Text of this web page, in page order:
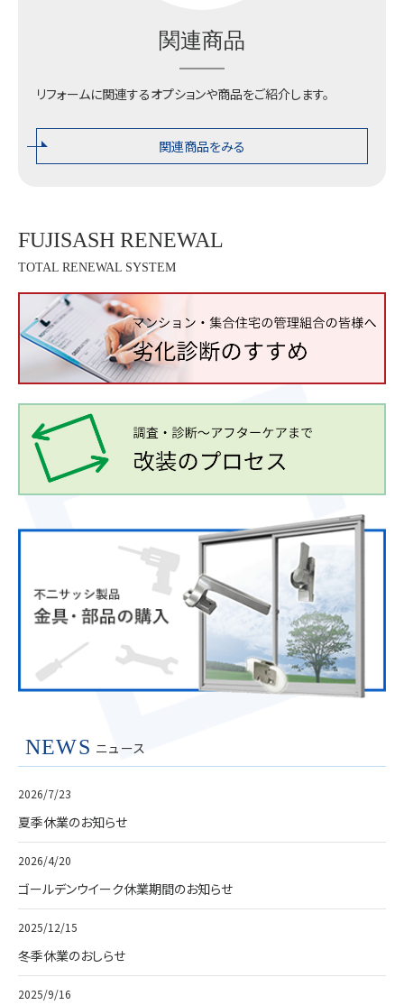
関連商品
リフォームに関連するオプションや商品をご紹介します。
関連商品をみる
FUJISASH RENEWAL
TOTAL RENEWAL SYSTEM
NEWS ニュース
2026/7/23
夏季休業のお知らせ
2026/4/20
ゴールデンウイーク休業期間のお知らせ
2025/12/15
冬季休業のおしらせ
2025/9/16